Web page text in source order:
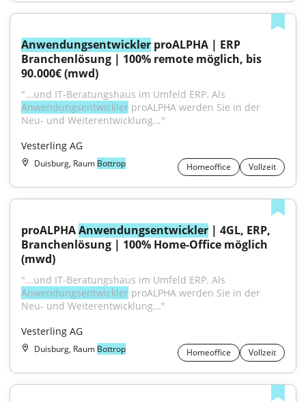
Anwendungsentwickler proALPHA | ERP
Branchenlösung | 100% remote möglich, bis
90.000€ (mwd)
Anwendungsentwickler proALPHA werden Sie in der
Neu- und Weiterentwicklung..."
Vesterling AG
Duisburg, Raum Bottrop Homeoffice Vollzeit
proALPHA Anwendungsentwickler | 4GL, ERP,
Branchenlösung | 100% Home-Office möglich
(mwd)
Anwendungsentwickler proALPHA werden Sie in der
Neu- und Weiterentwicklung..."
Vesterling AG
Duisburg, Raum Bottrop Homeoffice Vollzeit